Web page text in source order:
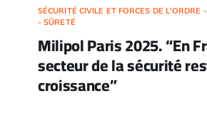
SÉCURITÉ CIVILE ET FORCES DE L'ORDRE
- SÛRETÉ
Milipol Paris 2025. “En
secteur de la sécurité
croissance”